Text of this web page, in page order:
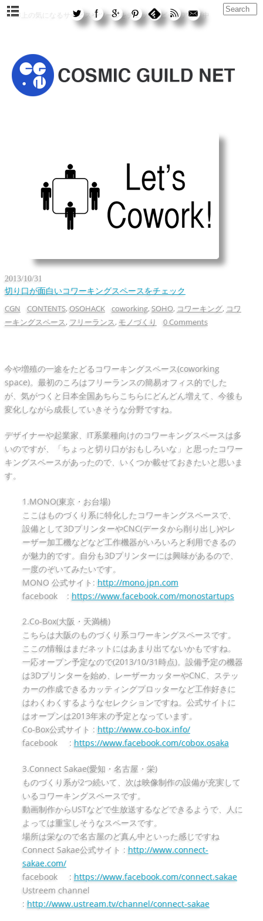
WEB上の気になるサービスやツールをチェック&ピックアップ中
2013/10/31
切り口が面白いコワーキングスペースをチェック
CGN CONTENTS, OSOHACK coworking, SOHO, コワーキング, コワ
ーキングスペース, フリーランス, モノづくり 0 Comments
今や増殖の一途をたどるコワーキングスペース(coworking
space)。最初のころはフリーランスの簡易オフィス的でした
が、気がつくと日本全国あちらこちらにどんどん増えて、今後も
変化しながら成長していきそうな分野ですね。
デザイナーや起業家、IT系業種向けのコワーキングスペースは多
いのですが、「ちょっと切り口がおもしろいな」と思ったコワー
キングスペースがあったので、いくつか載せておきたいと思いま
す。
1.MONO(東京・お台場)
ここはものづくり系に特化したコワーキングスペースで、
設備として3DプリンターやCNC(データから削り出し)やレ
ーザー加工機などなど工作機器がいろいろと利用できるの
が魅力的です。自分も3Dプリンターには興味があるので、
一度のぞいてみたいです。
MONO 公式サイト: http://mono.jpn.com
facebook : https://www.facebook.com/monostartups
2.Co-Box(大阪・天満橋)
こちらは大阪のものづくり系コワーキングスペースです。
ここの情報はまだネットにはあまり出てないかもですね。
一応オープン予定なので(2013/10/31時点)。設備予定の機器
は3Dプリンターを始め、レーザーカッターやCNC、ステッ
カーの作成できるカッティングプロッターなど工作好きに
はわくわくするようなセレクションですね。公式サイトに
はオープンは2013年末の予定となっています。
Co-Box公式サイト : http://www.co-box.info/
facebook : https://www.facebook.com/cobox.osaka
3.Connect Sakae(愛知・名古屋・栄)
ものづくり系が2つ続いて、次は映像制作の設備が充実して
いるコワーキングスペースです。
動画制作からUSTなどで生放送するなどできるようで、人に
よっては重宝しそうなスペースです。
場所は栄なので名古屋のど真ん中といった感じですね
Connect Sakae公式サイト : http://www.connect-
sakae.com/
facebook : https://www.facebook.com/connect.sakae
Ustreem channel
: http://www.ustream.tv/channel/connect-sakae